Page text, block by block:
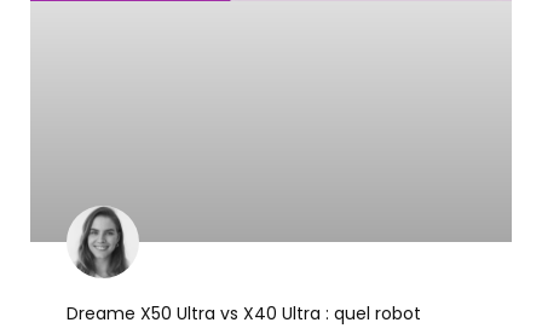
Dreame X50 Ultra vs X40 Ultra : quel robot